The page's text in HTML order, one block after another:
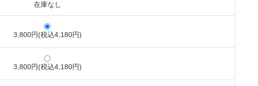
在庫なし
3,800円(税込4,180円)
3,800円(税込4,180円)